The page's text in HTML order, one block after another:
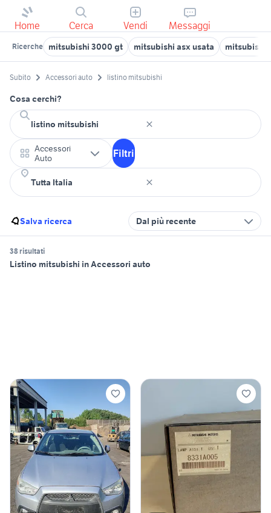
Home Cerca Vendi Messaggi
Ricerche mitsubishi 3000 gt mitsubishi asx usata mitsubishi
Subito Accessori auto listino mitsubishi
Cosa cerchi?
Accessori
Auto
Filtri
Salva ricerca Dal più recente
38 risultati
Listino mitsubishi in Accessori auto